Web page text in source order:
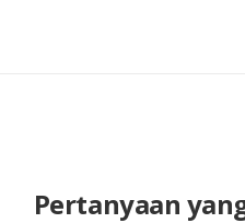
Pertanyaan